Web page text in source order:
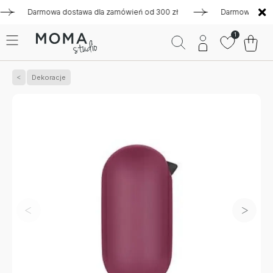
Darmowa dostawa dla zamówień od 300 zł Darmowa dostawa
1
Dekoracje